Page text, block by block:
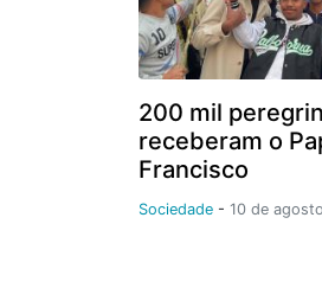
200 mil
receberam o
Francisco
Sociedade - 10 de